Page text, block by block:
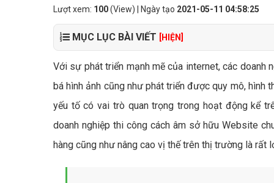
Lượt xem: 100(View) | Ngày tạo 2021-05-11 04:58:25
MỤC LỤC BÀI VIẾT [HIỆN]
Với sự phát triển mạnh mẽ của internet, các doanh
bá hình ảnh cũng như phát triển được quy mô, hình
yếu tố có vai trò quan trọng trong hoạt động kể
doanh nghiệp thi công cách âm sở hữu Website
hàng cũng như nâng cao vị thế trên thị trường là rất